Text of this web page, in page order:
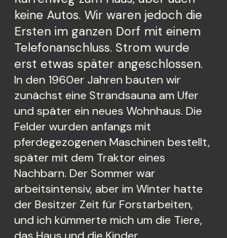
keine Autos. Wir waren jedoch die
Ersten im ganzen Dorf mit einem
Telefonanschluss. Strom wurde
erst etwas später angeschlossen.
In den 1960er Jahren bauten wir
zunächst eine Strandsauna am Ufer
und später ein neues Wohnhaus. Die
Felder wurden anfangs mit
pferdegezogenen Maschinen bestellt,
später mit dem Traktor eines
Nachbarn. Der Sommer war
arbeitsintensiv, aber im Winter hatte
der Besitzer Zeit für Forstarbeiten,
und ich kümmerte mich um die Tiere,